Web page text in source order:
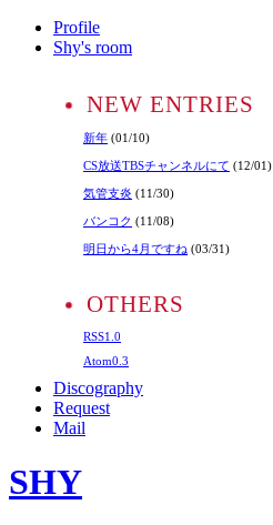
Profile
Shy's room
NEW ENTRIES
新年 (01/10)
CS放送TBSチャンネルにて (12/01)
気管支炎 (11/30)
バンコク (11/08)
明日から4月ですね (03/31)
OTHERS
RSS1.0
Atom0.3
Discography
Request
Mail
SHY